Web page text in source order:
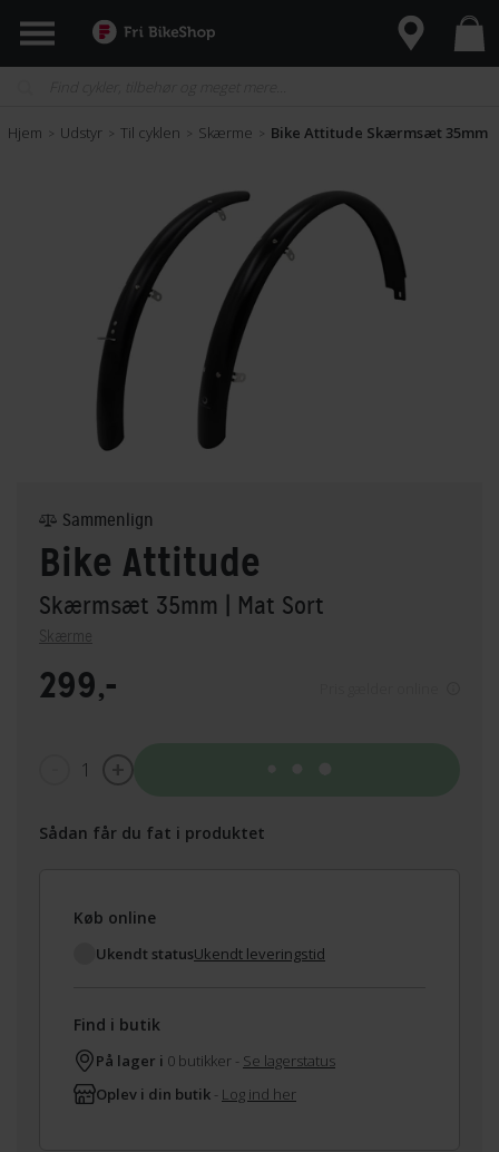
Hjem > Udstyr > Til cyklen > Skærme > Bike Attitude Skærmsæt 35mm
Bike Attitude
Skærmsæt 35mm | Mat Sort
Skærme
Sammenlign
299,-
1
Sådan får du fat i produktet
Køb online
Ukendt statusUkendt leveringstid
Find i butik
På lager i 0 butikker - Se lagerstatus
Oplev i din butik - Log ind her